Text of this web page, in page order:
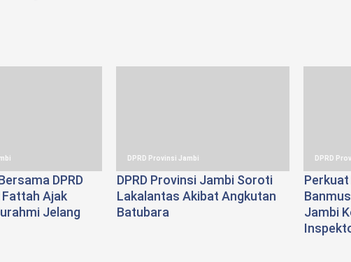
DPRD
Ajak
Jelang
DPRD Provinsi Jambi
DPRD Provinsi Jambi Soroti
Lakalantas Akibat Angkutan
Batubara
DPRD
Jambi